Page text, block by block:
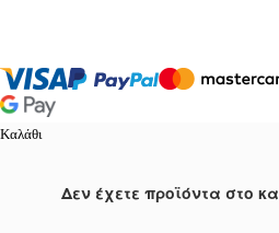
Καλάθι
Δεν έχετε προϊόντα στο